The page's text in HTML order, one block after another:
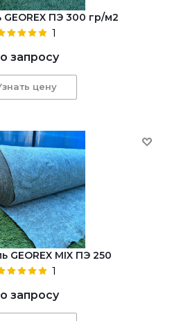
GEOREX ПЭ 300 гр/м2
1
запросу
цену
GEOREX MIX ПЭ 250
1
запросу